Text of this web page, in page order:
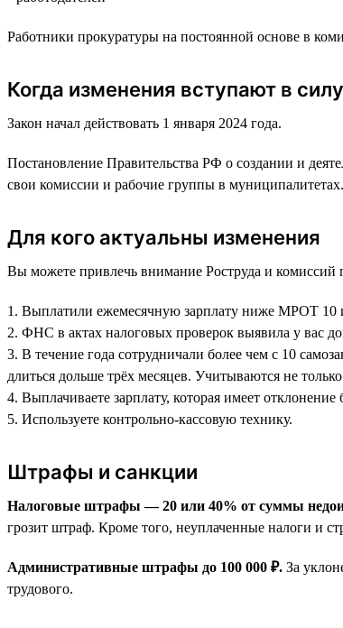
Работники прокуратуры на постоянной основе в
Когда изменения вступают в силу
Закон начал действовать 1 января 2024 года.
Постановление Правительства РФ о создании и
свои комиссии и рабочие группы в
Для кого актуальны изменения
Вы можете привлечь внимание Роструда и комиссий
1. Выплатили ежемесячную зарплату ниже МРОТ 10
2. ФНС в актах налоговых проверок выявила у вас
3. В течение года сотрудничали более чем с 10
длиться дольше трёх месяцев. Учитываются не
4. Выплачиваете зарплату, которая имеет
5. Используете контрольно-кассовую технику.
Штрафы и санкции
Налоговые штрафы — 20 или 40% от суммы
грозит штраф. Кроме того, неуплаченные налоги и
Административные штрафы до 100 000 ₽. За
трудового.